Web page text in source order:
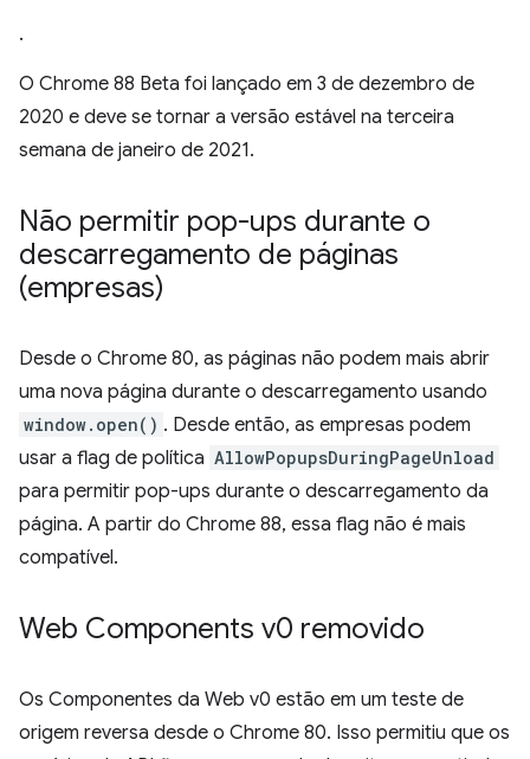
.
O Chrome 88 Beta foi lançado em 3 de dezembro de
2020 e deve se tornar a versão estável na terceira
semana de janeiro de 2021.
Não permitir pop-ups durante o
descarregamento de páginas
(empresas)
Desde o Chrome 80, as páginas não podem mais abrir
uma nova página durante o descarregamento usando
window.open() . Desde então, as empresas podem
usar a flag de política AllowPopupsDuringPageUnload
para permitir pop-ups durante o descarregamento da
página. A partir do Chrome 88, essa flag não é mais
compatível.
Web Components v0 removido
Os Componentes da Web v0 estão em um teste de
origem reversa desde o Chrome 80. Isso permitiu que os